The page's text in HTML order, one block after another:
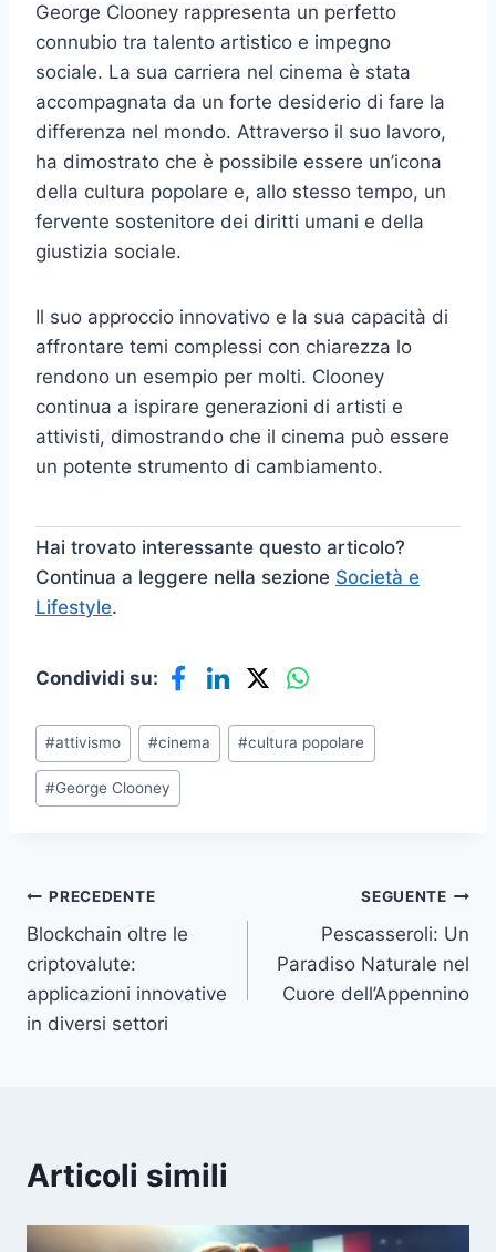
George Clooney rappresenta un perfetto
connubio tra talento artistico e impegno
sociale. La sua carriera nel cinema è stata
accompagnata da un forte desiderio di fare la
differenza nel mondo. Attraverso il suo lavoro,
ha dimostrato che è possibile essere un’icona
della cultura popolare e, allo stesso tempo, un
fervente sostenitore dei diritti umani e della
giustizia sociale.
Il suo approccio innovativo e la sua capacità di
affrontare temi complessi con chiarezza lo
rendono un esempio per molti. Clooney
continua a ispirare generazioni di artisti e
attivisti, dimostrando che il cinema può essere
un potente strumento di cambiamento.
Hai trovato interessante questo articolo?
Continua a leggere nella sezione Società e
Lifestyle.
Condividi su:
Tag
articolo:
#attivismo #cinema #cultura popolare
#George Clooney
Navigazione
articoli
PRECEDENTE
Blockchain oltre le
criptovalute:
applicazioni innovative
in diversi settori
SEGUENTE
Pescasseroli: Un
Paradiso Naturale nel
Cuore dell’Appennino
Articoli simili